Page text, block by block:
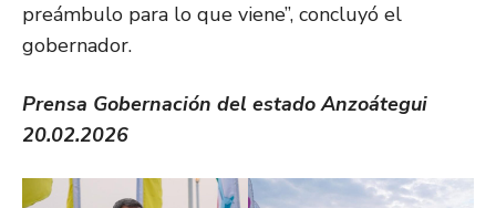
preámbulo para lo que viene”, concluyó el
gobernador.
Prensa Gobernación del estado Anzoátegui
20.02.2026